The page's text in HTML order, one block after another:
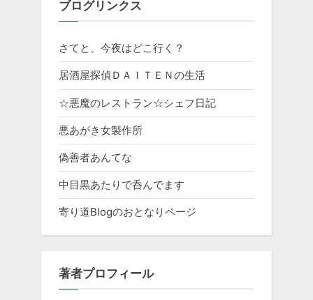
ブログリンクス
さてと、今夜はどこ行く？
居酒屋探偵ＤＡＩＴＥＮの生活
☆悪魔のレストラン☆シェフ日記
悪あがき女製作所
偽善者あんてな
中目黒あたりで呑んでます
寄り道Blogのおとなりページ
著者プロフィール